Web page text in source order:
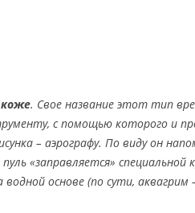
коже. Свое название этот тип
с помощью которого и
– аэрографу. По виду он
«заправляется» специальной
водной основе (по сути,